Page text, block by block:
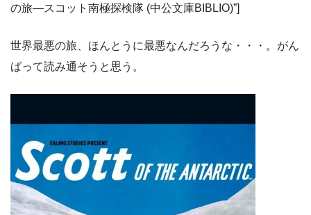
の旅―スコット南極探検隊 (中公文庫BIBLIO)”]
世界最悪の旅、ほんとうに最悪なんだろうな・・・。がん
ばって読み通そうと思う。